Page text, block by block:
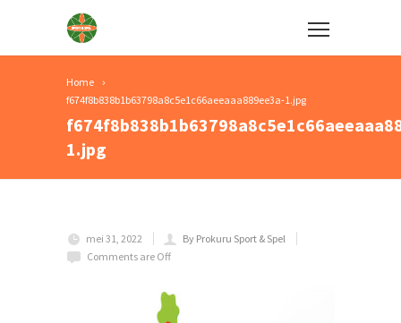
Home
f674f8b838b1b63798a8c5e1c66aeeaaa889ee3a-1.jpg
1.jpg
mei 31, 2022
By Prokuru Sport & Spel
Comments are Off